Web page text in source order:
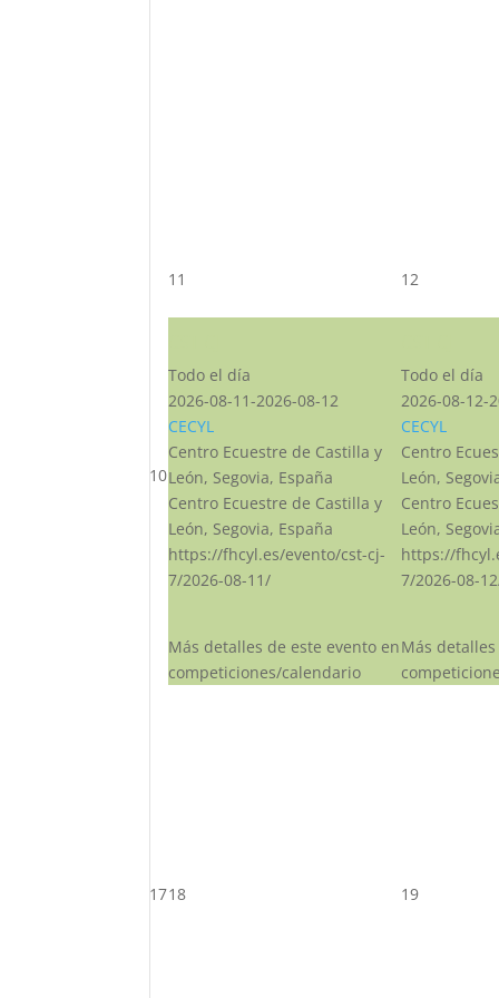
10
11
Todo el día
2026-08-11-2026-08-12
CECYL
Centro Ecuestre de Castilla y
León, Segovia, España
Centro Ecuestre de Castilla y
León, Segovia, España
https://fhcyl.es/evento/cst-cj-
7/2026-08-11/
Más detalles de este evento en
competiciones/calendario
12
Todo el día
2026-08-12-
CECYL
Centro
León,
Centro
León,
https://
7/2026-08-
Más
1718 19